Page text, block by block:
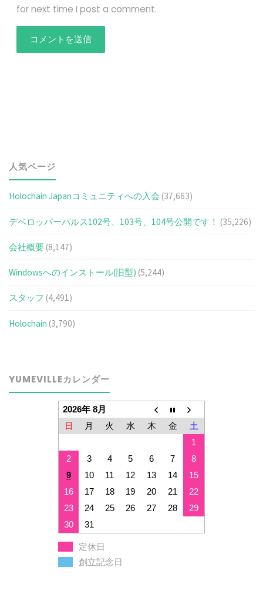
for next time I post a comment.
人気ページ
Holochain Japanコミュニティへの入会 (37,663)
デベロッパーパルス102号、103号、104号公開です！ (35,226)
会社概要 (8,147)
Windowsへのインストール(旧型) (5,244)
スタッフ (4,491)
Holochain (3,790)
YUMEVILLEカレンダー
2026年 8月
日
月 火 水 木 金
土
1
2
3 4 5 6 7
8
9
10 11 12 13 14
15
16
17 18 19 20 21
22
23
24 25 26 27 28
29
30
31
定休日
創立記念日